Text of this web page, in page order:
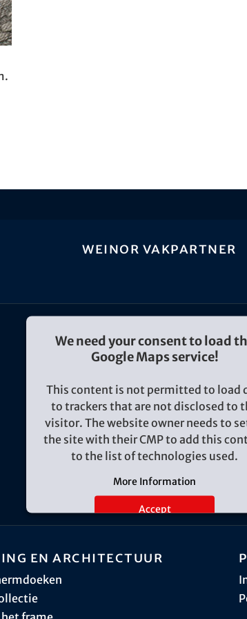
weinor vakpartner
en architectuur
We need your consent to load
Google Maps service!
This content is not permitted to load
to trackers that are not disclosed to
visitor. The website owner needs to
the site with their CMP to add this
to the list of technologies used.
More Information
Accept